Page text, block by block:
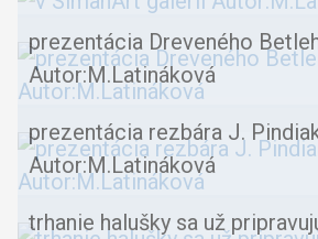
prezentácia Dreveného
Autor:M.Latináková
prezentácia rezbára J.
Autor:M.Latináková
trhanie halušky sa už